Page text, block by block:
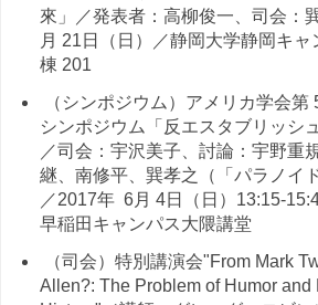
來」／発表者：高柳俊一、司会：
月 21日（日）／静岡大学静岡キャ
棟 201
（シンポジウム）アメリカ学会第
シンポジウム「反エスタブリッシ
／司会：宇沢美子、討論：宇野重
継、南修平、巽孝之（「パラノイ
／2017年 6月 4日（日）13:15-
早稲田キャンパス大隈講堂
（司会）特別講演会"From Mark
Allen?: The Problem of Humor and